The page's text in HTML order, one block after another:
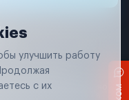
аккаунта
носит исключительно
улучшить работу
с их